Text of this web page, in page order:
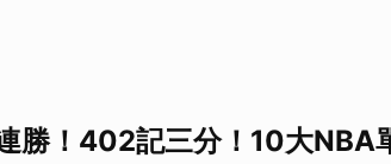
勝！402記三分！10大NBA